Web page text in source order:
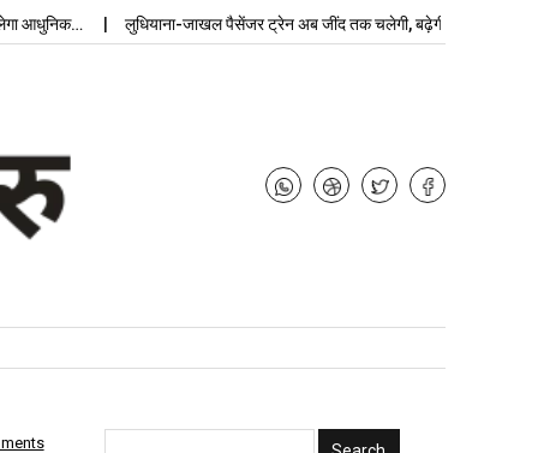
लुधियाना-जाखल पैसेंजर ट्रेन अब जींद तक चलेगी, बढ़ेगी…